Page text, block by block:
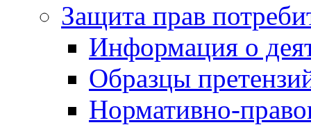
Защита прав
Информация о
Образцы
Нормативно-